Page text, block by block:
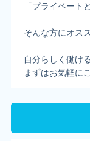
「プライベート
そんな方にオス
自分らしく働け
まずはお気軽に